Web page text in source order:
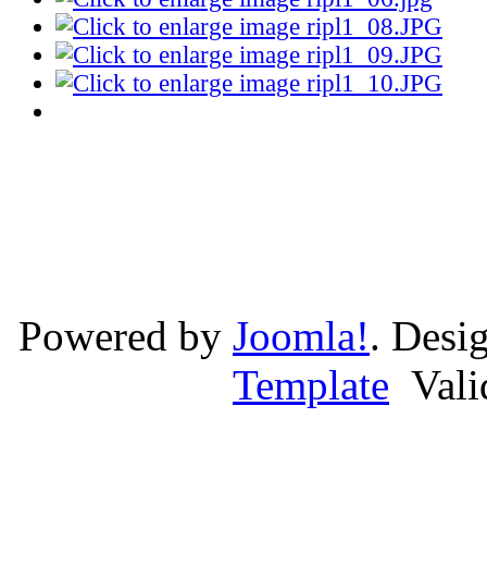
Powered by Joomla!.
Template